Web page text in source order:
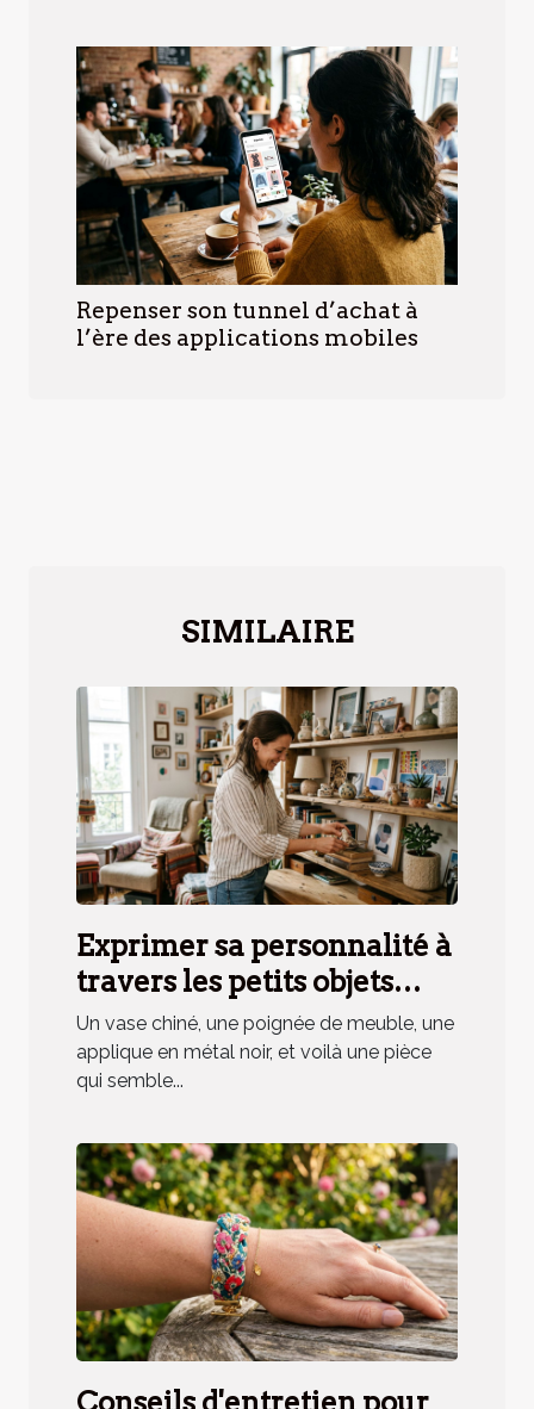
Repenser son tunnel d’achat à
l’ère des applications mobiles
SIMILAIRE
Exprimer sa personnalité à
travers les petits objets
déco, mythe ou réalité ?
Un vase chiné, une poignée de meuble, une
applique en métal noir, et voilà une pièce
qui semble...